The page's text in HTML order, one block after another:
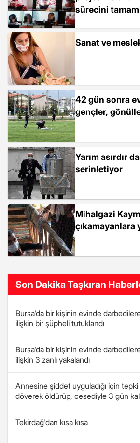
sürecini
Sanat ve
42 gün sonra
gençler,
Yarım asırdır
serinletiyor
Mihalgazi
çıkamayanlara
Son Dakika Taşkıran
Bursa'da bir kişinin evinde
ilişkin bir şüpheli tutuklandı
Bursa'da bir kişinin evinde
ilişkin 3 zanlı yakalandı
Annesine şiddet uyguladığı için tepki
döverek öldürüp, cesediyle 3 gün
Tekirdağ'dan kısa kısa